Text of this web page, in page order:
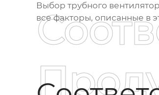
Выбор трубного
все факторы, описанные в